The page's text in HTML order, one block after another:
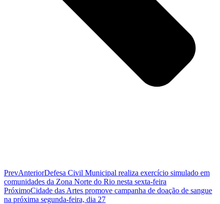
PrevAnteriorDefesa Civil Municipal realiza exercício simulado em
comunidades da Zona Norte do Rio nesta sexta-feira
PróximoCidade das Artes promove campanha de doação de sangue
na próxima segunda-feira, dia 27